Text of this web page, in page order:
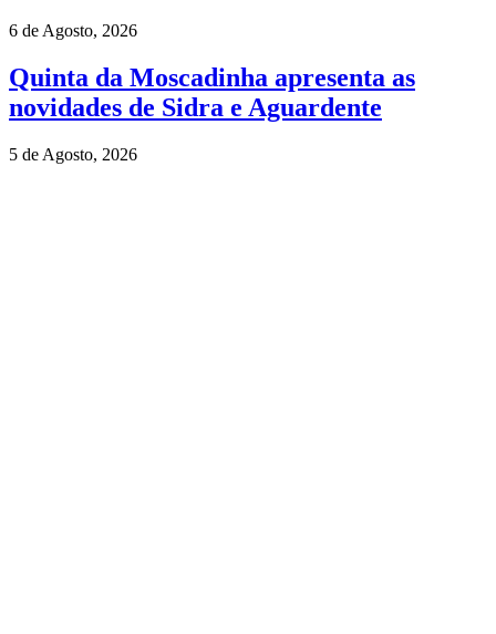
6 de Agosto, 2026
Quinta da Moscadinha apresenta as
novidades de Sidra e Aguardente
5 de Agosto, 2026